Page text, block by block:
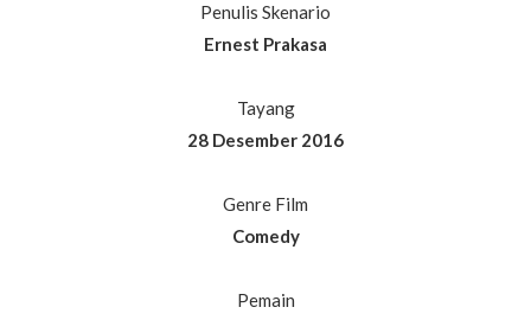
Penulis Skenario
Ernest Prakasa
Tayang
28 Desember 2016
Genre Film
Comedy
Pemain